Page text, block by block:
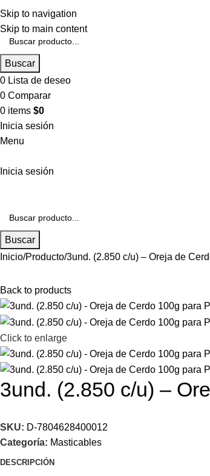
Skip to navigation
Skip to main content
Buscar
0 Lista de deseo
0 Comparar
0 items $0
Inicia sesión
Menu
Inicia sesión
Buscar
Inicio Producto 3und. (2.850 c/u) – Oreja de
Back to products
Click to enlarge
3und. (2.850 c/u) –
SKU: D-7804628400012
Categoría: Masticables
DESCRIPCIÓN